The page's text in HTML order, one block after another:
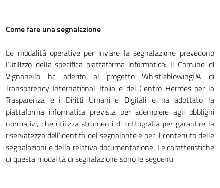
Come fare una segnalazione
Le modalità operative per inviare la segnalazione prevedono
l’utilizzo della specifica piattaforma informatica: Il Comune di
Vignanello ha aderito al progetto WhistleblowingPA di
Transparency International Italia e del Centro Hermes per la
Trasparenza e i Diritti Umani e Digitali e ha adottato la
piattaforma informatica prevista per adempiere agli obblighi
normativi, che utilizza strumenti di crittografia per garantire la
riservatezza dell’identità del segnalante e per il contenuto delle
segnalazioni e della relativa documentazione. Le caratteristiche
di questa modalità di segnalazione sono le seguenti: